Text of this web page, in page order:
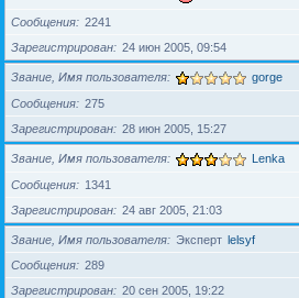
Сообщения
2241
Зарегистрирован
24 июн 2005, 09:54
Звание, Имя пользователя gorge
Сообщения
275
Зарегистрирован
28 июн 2005, 15:27
Звание, Имя пользователя Lenka
Сообщения
1341
Зарегистрирован
24 авг 2005, 21:03
Звание, Имя пользователя Эксперт lelsyf
Сообщения
289
Зарегистрирован
20 сен 2005, 19:22